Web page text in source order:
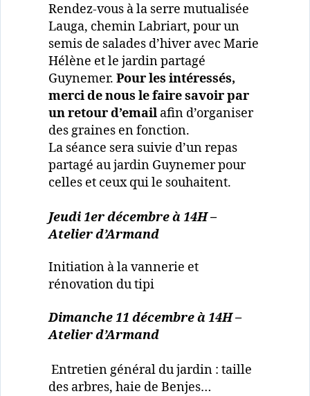
Rendez-vous à la serre mutualisée
Lauga, chemin Labriart, pour un
semis de salades d’hiver avec Marie
Hélène et le jardin partagé
Guynemer. Pour les intéressés,
merci de nous le faire savoir par
un retour d’email afin d’organiser
des graines en fonction.
La séance sera suivie d’un repas
partagé au jardin Guynemer pour
celles et ceux qui le souhaitent.
Jeudi 1er décembre à 14H –
Atelier d’Armand
Initiation à la vannerie et
rénovation du tipi
Dimanche 11 décembre à 14H –
Atelier d’Armand
Entretien général du jardin : taille
des arbres, haie de Benjes…